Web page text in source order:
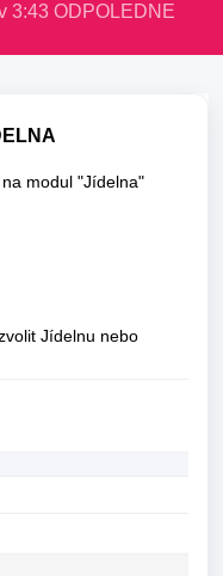
3:43 ODPOLEDNE
modul "Jídelna"
Jídelnu nebo